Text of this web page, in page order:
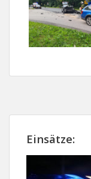
Einsätze: